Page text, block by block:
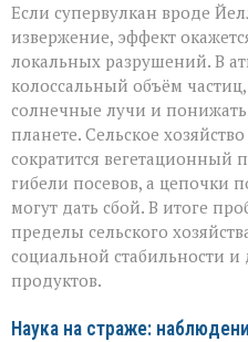
Если супервулкан вроде
извержение, эффект
локальных разрушений. В
колоссальный объём
солнечные лучи и
планете. Сельское
сократится вегетационный
гибели посевов, а цепочки
могут дать сбой. В итоге
пределы сельского
социальной стабильности и
продуктов.
Наука на страже: